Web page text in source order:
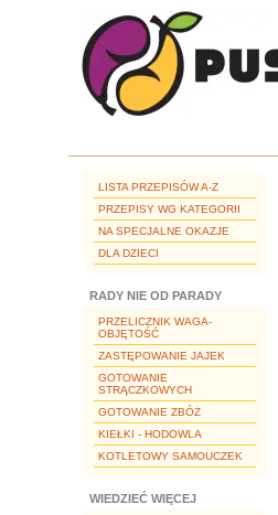
LISTA PRZEPISÓW A-Z
PRZEPISY WG KATEGORII
NA SPECJALNE OKAZJE
DLA DZIECI
RADY NIE OD PARADY
PRZELICZNIK WAGA-
OBJĘTOŚĆ
ZASTĘPOWANIE JAJEK
GOTOWANIE
STRĄCZKOWYCH
GOTOWANIE ZBÓŻ
KIEŁKI - HODOWLA
KOTLETOWY SAMOUCZEK
WIEDZIEĆ WIĘCEJ